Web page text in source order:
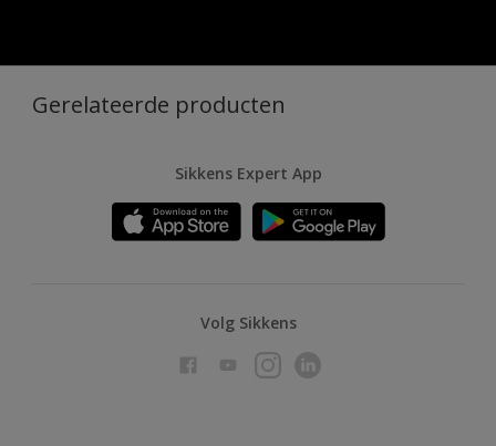
Gerelateerde producten
Sikkens Expert App
Volg Sikkens